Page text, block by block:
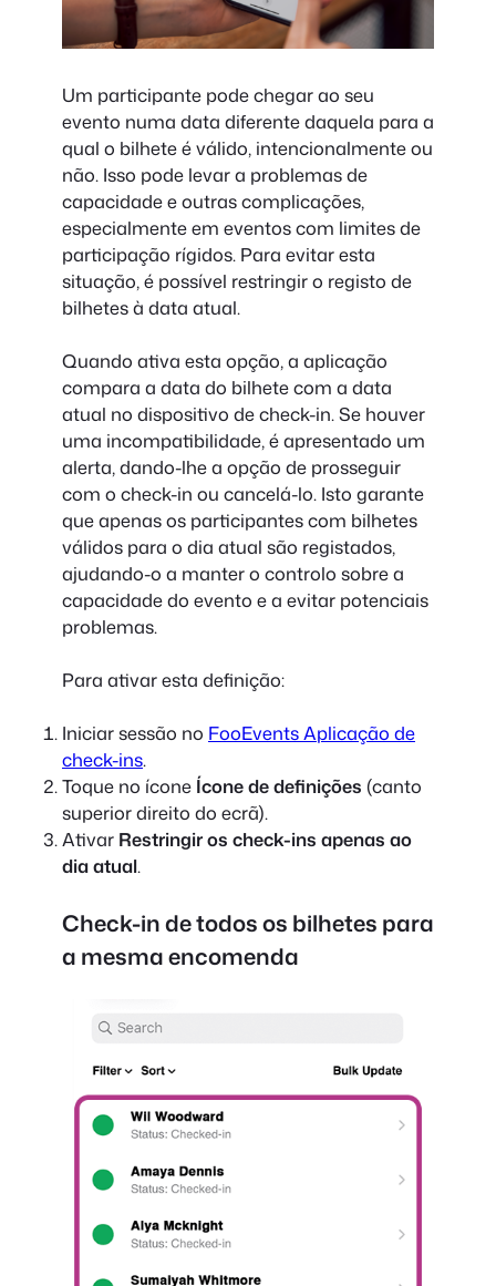
Um participante pode chegar ao seu
evento numa data diferente daquela para a
qual o bilhete é válido, intencionalmente ou
não. Isso pode levar a problemas de
capacidade e outras complicações,
especialmente em eventos com limites de
participação rígidos. Para evitar esta
situação, é possível restringir o registo de
bilhetes à data atual.
Quando ativa esta opção, a aplicação
compara a data do bilhete com a data
atual no dispositivo de check-in. Se houver
uma incompatibilidade, é apresentado um
alerta, dando-lhe a opção de prosseguir
com o check-in ou cancelá-lo. Isto garante
que apenas os participantes com bilhetes
válidos para o dia atual são registados,
ajudando-o a manter o controlo sobre a
capacidade do evento e a evitar potenciais
problemas.
Para ativar esta definição:
Iniciar sessão no FooEvents Aplicação de
check-ins.
Toque no ícone Ícone de definições (canto
superior direito do ecrã).
Ativar Restringir os check-ins apenas ao
dia atual.
Check-in de todos os bilhetes para
a mesma encomenda